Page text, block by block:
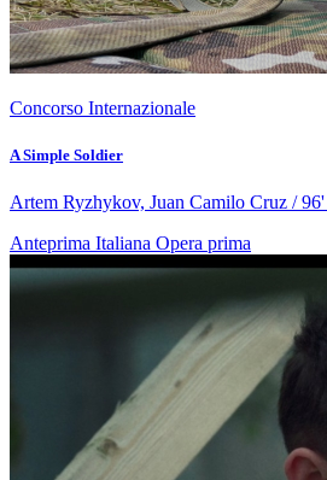
Concorso Internazionale
A Simple Soldier
Artem Ryzhykov, Juan Camilo Cruz /
Anteprima Italiana Opera prima